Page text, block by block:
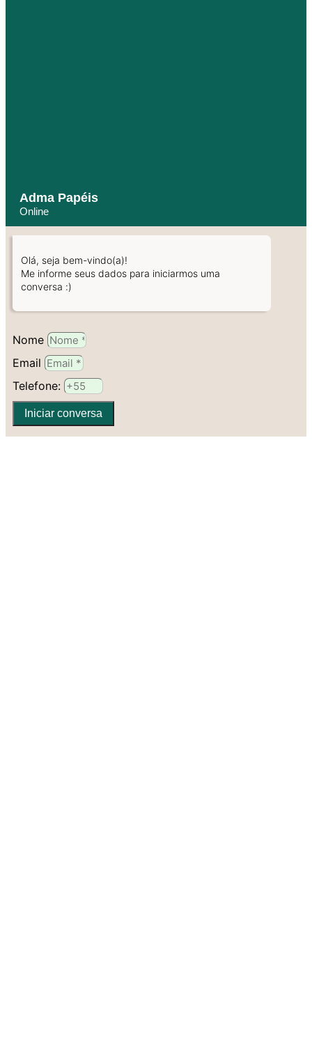
Adma Papéis
Online
Olá, seja bem-vindo(a)!
Me informe seus dados para iniciarmos uma
conversa :)
Nome
Email
Telefone:
Iniciar conversa